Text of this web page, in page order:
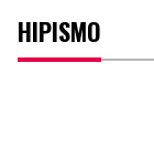
HIPISMO